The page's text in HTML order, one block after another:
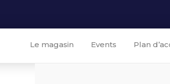
Le magasin Events Plan